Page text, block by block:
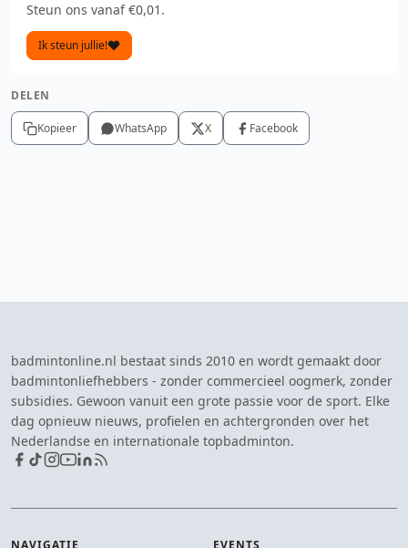
Steun ons vanaf €0,01.
Ik steun jullie!
DELEN
Kopieer WhatsApp X Facebook
badmintonline.nl bestaat sinds 2010 en wordt gemaakt door
badmintonliefhebbers - zonder commercieel oogmerk, zonder
subsidies. Gewoon vanuit een grote passie voor de sport. Elke
dag opnieuw nieuws, profielen en achtergronden over het
Nederlandse en internationale topbadminton.
NAVIGATIE EVENTS